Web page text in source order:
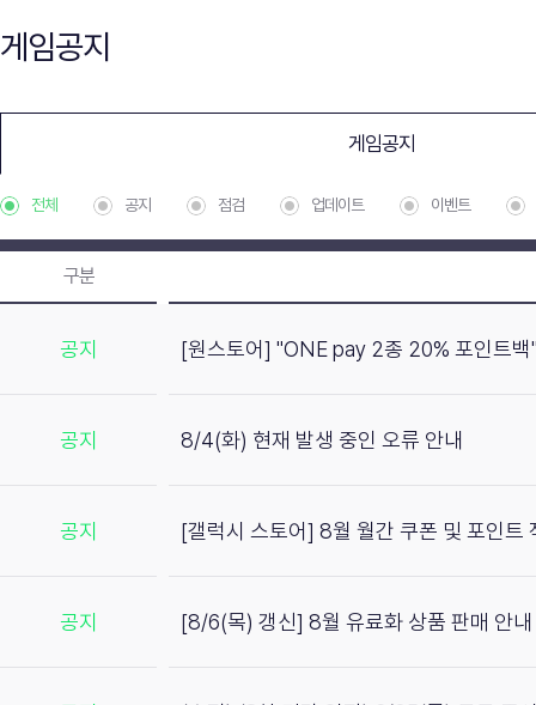
게임공지
게임공지
전체 공지 점검 업데이트 이벤트
구분
공지 [원스토어] "ONE pay 2종 20% 포인트백
공지 8/4(화) 현재 발생 중인 오류 안내
공지 [갤럭시 스토어] 8월 월간 쿠폰 및 포인트
공지 [8/6(목) 갱신] 8월 유료화 상품 판매 안내